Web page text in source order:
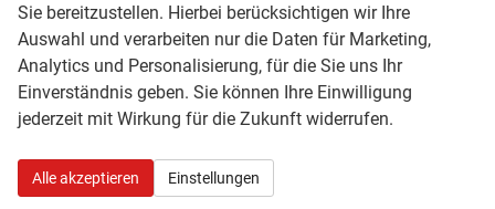
KONA
Loncin
Mercedes-Benz
Nissan
Opel
Sie bereitzustellen. Hierbei berücksichtigen wir Ihre
Auswahl und verarbeiten nur die Daten für Marketing,
Analytics und Personalisierung, für die Sie uns Ihr
Einverständnis geben. Sie können Ihre Einwilligung
jederzeit mit Wirkung für die Zukunft widerrufen.
Alle akzeptieren Einstellungen